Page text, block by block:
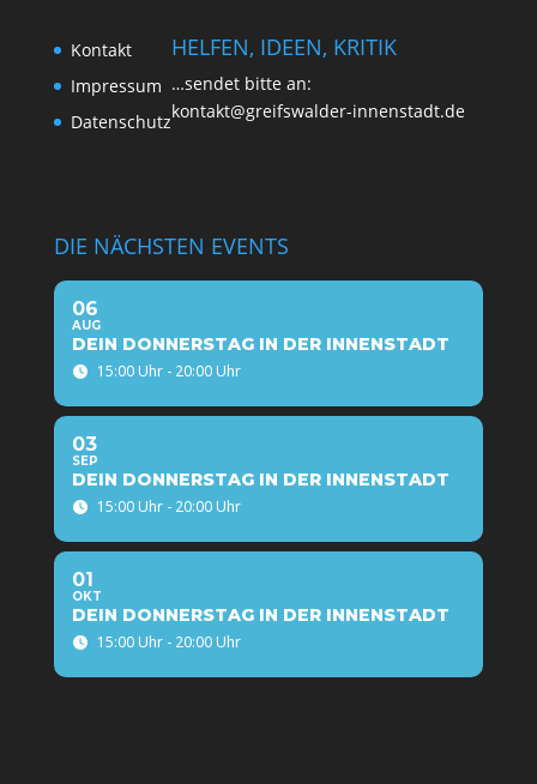
Kon­takt
Impres­sum
Daten­schutz
HELFEN, IDEEN, KRITIK
…sen­det bit­te an:
kontakt@greifswalder-innenstadt.de
DIE NÄCHSTEN EVENTS
06
AUG
DEIN DONNERSTAG IN DER INNENSTADT
15:00 Uhr - 20:00 Uhr
03
SEP
DEIN DONNERSTAG IN DER INNENSTADT
15:00 Uhr - 20:00 Uhr
01
OKT
DEIN DONNERSTAG IN DER INNENSTADT
15:00 Uhr - 20:00 Uhr